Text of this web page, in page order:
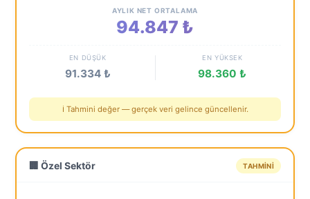
AYLIK NET ORTALAMA
94.847 ₺
EN DÜŞÜK
91.334 ₺
EN YÜKSEK
98.360 ₺
ℹ️ Tahmini değer — gerçek veri gelince güncellenir.
🏢 Özel Sektör TAHMINI